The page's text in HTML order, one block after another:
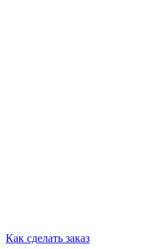
Как сделать заказ